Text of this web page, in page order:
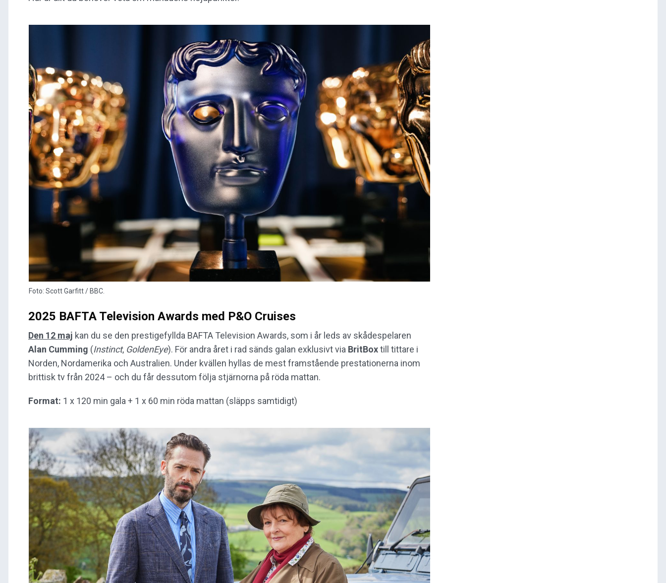
Foto: Scott Garfitt / BBC.
2025 BAFTA Television Awards med P&O Cruises
Den 12 maj kan du se den prestigefyllda BAFTA Television Awards, som i år leds av skådespelaren
Alan Cumming (Instinct, GoldenEye). För andra året i rad sänds galan exklusivt via BritBoxtill tittare i
Norden, Nordamerika och Australien. Under kvällen hyllas de mest framstående prestationerna inom
brittisk tv från 2024 – och du får dessutom följa stjärnorna på röda mattan.
Format: 1 x 120 min gala + 1 x 60 min röda mattan (släpps samtidigt)